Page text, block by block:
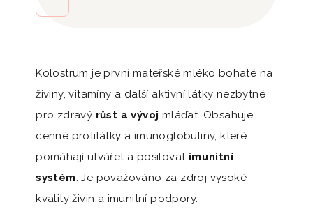
Kolostrum je první mateřské mléko bohaté na
živiny, vitamíny a další aktivní látky nezbytné
pro zdravý růst a vývoj mláďat. Obsahuje
cenné protilátky a imunoglobuliny, které
pomáhají utvářet a posilovat imunitní
systém. Je považováno za zdroj vysoké
kvality živin a imunitní podpory.